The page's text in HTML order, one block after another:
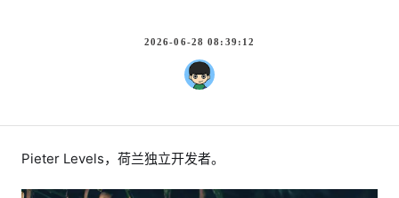
2026-06-28 08:39:12
Pieter Levels，荷兰独立开发者。